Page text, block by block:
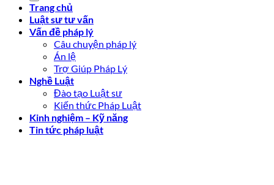
Trang chủ
Luật sư tư vấn
Vấn đề pháp lý
Câu chuyện pháp lý
Án lệ
Trợ Giúp Pháp Lý
Nghề Luật
Đào tạo Luật sư
Kiến thức Pháp Luật
Kinh nghiệm – Kỹ năng
Tin tức pháp luật